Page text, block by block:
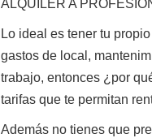
ALQUILER A
Lo ideal es tener tu
gastos de local,
trabajo, entonces ¿por
tarifas que te permitan
Además no tienes que